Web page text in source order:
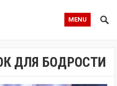
MENU
ДЛЯ БОДРОСТИ